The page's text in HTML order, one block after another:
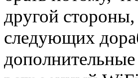
другой
следующих